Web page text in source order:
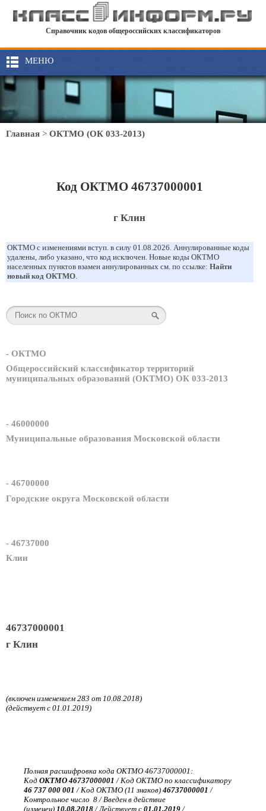
Справочник кодов общероссийских классификаторов
МЕНЮ
Главная > ОКТМО (ОК 033-2013)
Код ОКТМО 46737000001
г Клин
ОКТМО с изменениями вступ. в силу 01.08.2026. Аннулированные коды
удалены, либо указано, что код исключен. Новые коды ОКТМО
населенных пунктов взамен аннулированных см. по ссылке: Найти
новый код ОКТМО.
- ОКТМО
Общероссийский классификатор территорий
муниципальных образований (ОКТМО) ОК 033-2013
- 46000000
Муниципальные образования Московской области
- 46700000
Городские округа Московской области
- 46737000
Клин
46737000001
г Клин
(включен изменением 283 от 10.08.2018)
(действует с 01.01.2019)
Полная расшифровка кода ОКТМО 46737000001:
Код ОКТМО 46737000001 / Код ОКТМО по классификатору
46 737 000 001 / Код ОКТМО (11 знаков) 46737000001 /
Контрольное число 8 / Введен в действие
(изменен) 10.08.2018 / Действует с 01.01.2019 /